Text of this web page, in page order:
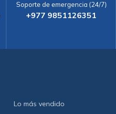
Soporte de emergencia (24/7)
+977 9851126351
Lo más vendido